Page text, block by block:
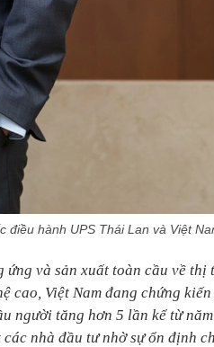
điều hành UPS Thái Lan và Việt
và sản xuất toàn cầu về thị
cao, Việt Nam đang chứng
người tăng hơn 5 lần kể từ
nhà đầu tư nhờ sự ổn định